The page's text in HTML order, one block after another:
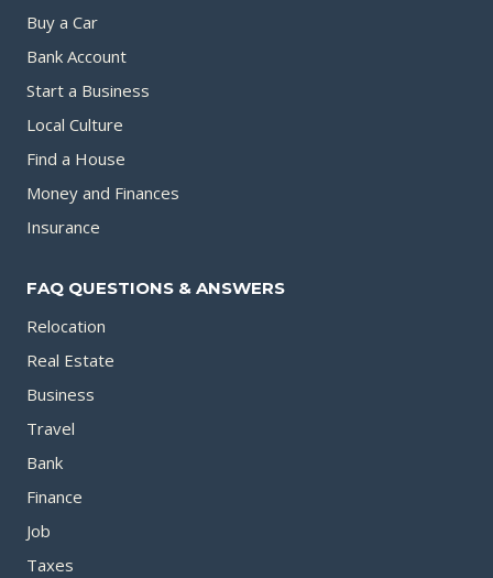
Buy a Car
Bank Account
Start a Business
Local Culture
Find a House
Money and Finances
Insurance
FAQ QUESTIONS & ANSWERS
Relocation
Real Estate
Business
Travel
Bank
Finance
Job
Taxes